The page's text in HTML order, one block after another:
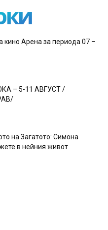
кино Арена за периода 07 –
– 5-11 АВГУСТ /
на Загатото: Симона
в нейния живот